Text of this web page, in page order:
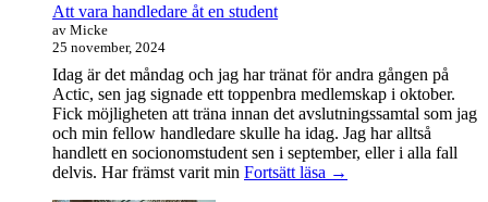
Att vara handledare åt en student
av Micke
25 november, 2024
Idag är det måndag och jag har tränat för andra gången på
Actic, sen jag signade ett toppenbra medlemskap i oktober.
Fick möjligheten att träna innan det avslutningssamtal som jag
och min fellow handledare skulle ha idag. Jag har alltså
handlett en socionomstudent sen i september, eller i alla fall
delvis. Har främst varit min Fortsätt läsa Att
→